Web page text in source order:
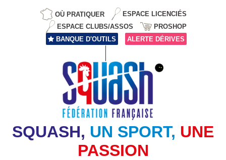
OÙ PRATIQUER
ESPACE LICENCIÉS
ESPACE CLUBS/ASSOS
PROSHOP
BANQUE D'OUTILS
ALERTE DÉRIVES
SQUASH, UN SPORT, UNE
PASSION